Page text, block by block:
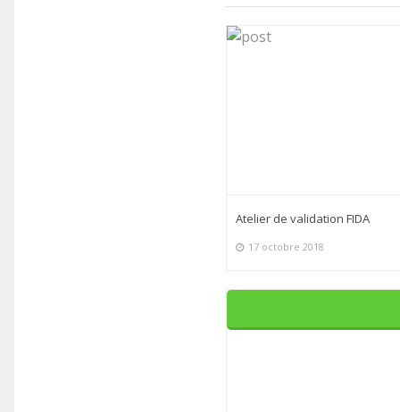
Atelier de validation FIDA
17 octobre 2018